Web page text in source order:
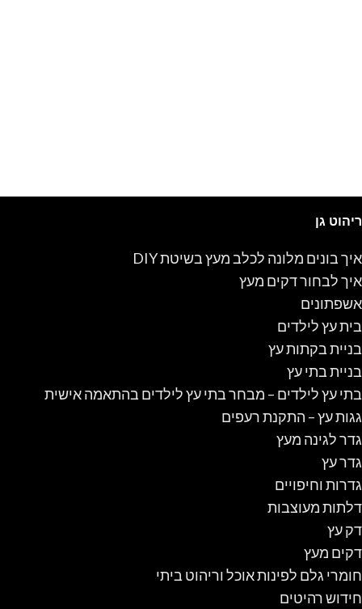
ריהוט גן
איך בונים מלונה לכלב מעץ בשיטת DIY
איך לבחור דקים מעץ
אשפתונים
בית עץ לילדים
בניית בקתות עץ
בניית בתי עץ
בתי עץ לילדים – מבחר בתי עץ לילדים בהתאמה אישית
גגות עץ – התקנת רעפים
גדר לגינה מעץ
גדר עץ
גדרות וחיפויים
דלתות מעוצבות
דק עץ
דקים מעץ
חומרי גלם לפינות אוכל וריהוט ביתי
חידוש רהיטים